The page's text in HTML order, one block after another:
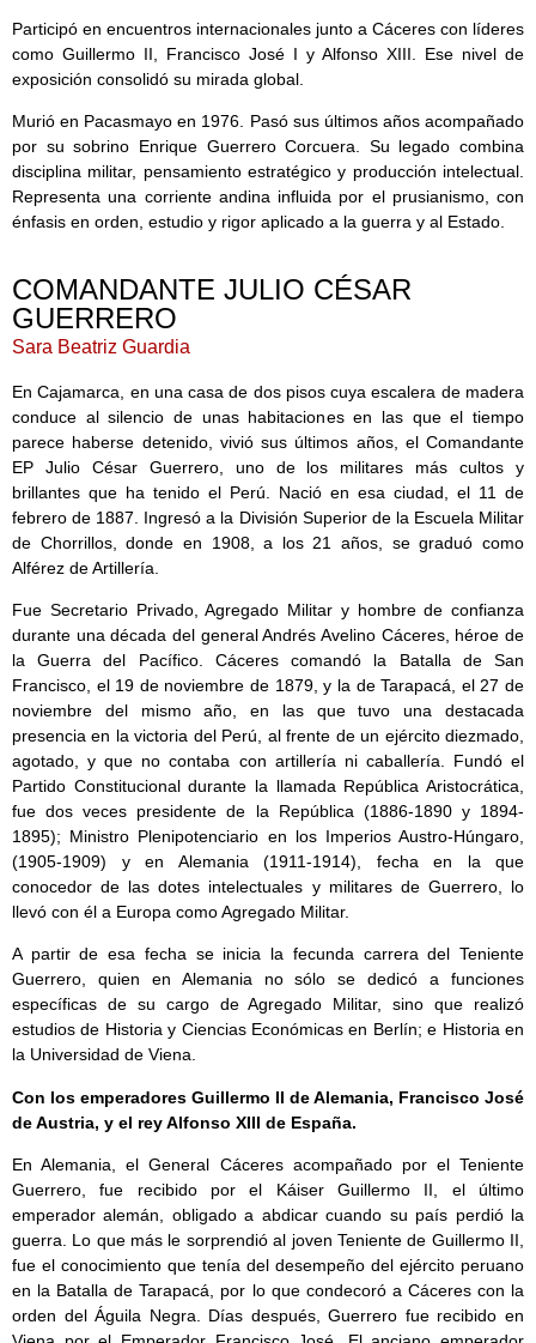
Participó en encuentros internacionales junto a Cáceres con líderes
como Guillermo II, Francisco José I y Alfonso XIII. Ese nivel de
exposición consolidó su mirada global.
Murió en Pacasmayo en 1976. Pasó sus últimos años acompañado
por su sobrino Enrique Guerrero Corcuera. Su legado combina
disciplina militar, pensamiento estratégico y producción intelectual.
Representa una corriente andina influida por el prusianismo, con
énfasis en orden, estudio y rigor aplicado a la guerra y al Estado.
COMANDANTE JULIO CÉSAR
GUERRERO
Sara Beatriz Guardia
En Cajamarca, en una casa de dos pisos cuya escalera de madera
conduce al silencio de unas habitaciones en las que el tiempo
parece haberse detenido, vivió sus últimos años, el Comandante
EP Julio César Guerrero, uno de los militares más cultos y
brillantes que ha tenido el Perú. Nació en esa ciudad, el 11 de
febrero de 1887. Ingresó a la División Superior de la Escuela Militar
de Chorrillos, donde en 1908, a los 21 años, se graduó como
Alférez de Artillería.
Fue Secretario Privado, Agregado Militar y hombre de confianza
durante una década del general Andrés Avelino Cáceres, héroe de
la Guerra del Pacífico. Cáceres comandó la Batalla de San
Francisco, el 19 de noviembre de 1879, y la de Tarapacá, el 27 de
noviembre del mismo año, en las que tuvo una destacada
presencia en la victoria del Perú, al frente de un ejército diezmado,
agotado, y que no contaba con artillería ni caballería. Fundó el
Partido Constitucional durante la llamada República Aristocrática,
fue dos veces presidente de la República (1886-1890 y 1894-
1895); Ministro Plenipotenciario en los Imperios Austro-Húngaro,
(1905-1909) y en Alemania (1911-1914), fecha en la que
conocedor de las dotes intelectuales y militares de Guerrero, lo
llevó con él a Europa como Agregado Militar.
A partir de esa fecha se inicia la fecunda carrera del Teniente
Guerrero, quien en Alemania no sólo se dedicó a funciones
específicas de su cargo de Agregado Militar, sino que realizó
estudios de Historia y Ciencias Económicas en Berlín; e Historia en
la Universidad de Viena.
Con los emperadores Guillermo II de Alemania, Francisco José
de Austria, y el rey Alfonso XIII de España.
En Alemania, el General Cáceres acompañado por el Teniente
Guerrero, fue recibido por el Káiser Guillermo II, el último
emperador alemán, obligado a abdicar cuando su país perdió la
guerra. Lo que más le sorprendió al joven Teniente de Guillermo II,
fue el conocimiento que tenía del desempeño del ejército peruano
en la Batalla de Tarapacá, por lo que condecoró a Cáceres con la
orden del Águila Negra. Días después, Guerrero fue recibido en